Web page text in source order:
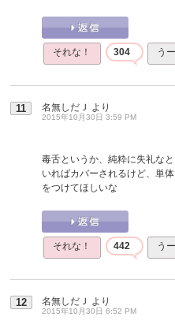
それな！ 304 う
11 名無しだＪ より
2015年10月30日 3:59 PM
毒舌というか、純粋に失礼な
いればカバーされるけど、単
をつけてほしいな
それな！ 442 う
12 名無しだＪ より
2015年10月30日 6:52 PM